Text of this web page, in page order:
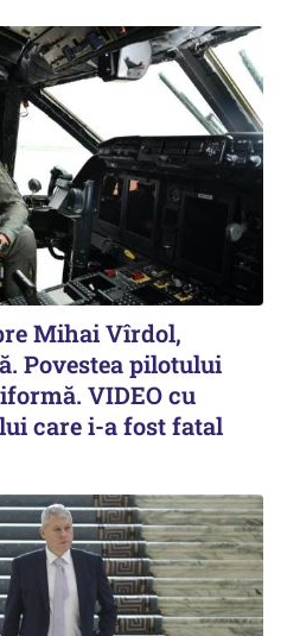
Mihai Vîrdol,
Povestea pilotului
VIDEO cu
care i-a fost fatal